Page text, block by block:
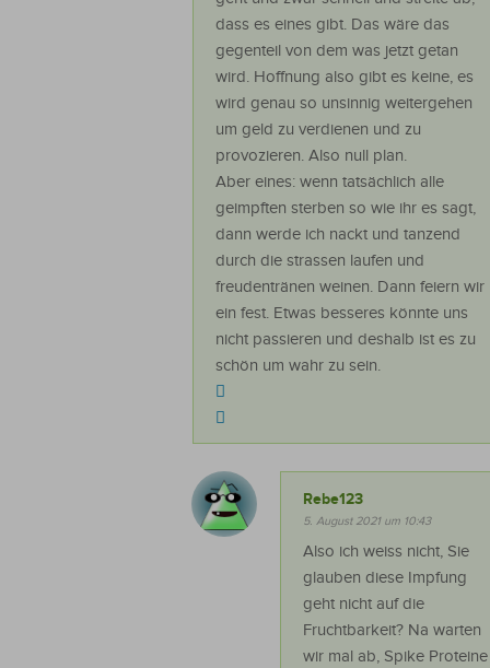
dass es eines gibt. Das wäre das
gegenteil von dem was jetzt getan
wird. Hoffnung also gibt es keine, es
wird genau so unsinnig weitergehen
um geld zu verdienen und zu
provozieren. Also null plan.
Aber eines: wenn tatsächlich alle
geimpften sterben so wie ihr es sagt,
dann werde ich nackt und tanzend
durch die strassen laufen und
freudentränen weinen. Dann feiern wir
ein fest. Etwas besseres könnte uns
nicht passieren und deshalb ist es zu
schön um wahr zu sein.
Rebe123
5. August 2021 um 10:43
Also ich weiss nicht, Sie
glauben diese Impfung
geht nicht auf die
Fruchtbarkeit? Na warten
wir mal ab, Spike Proteine